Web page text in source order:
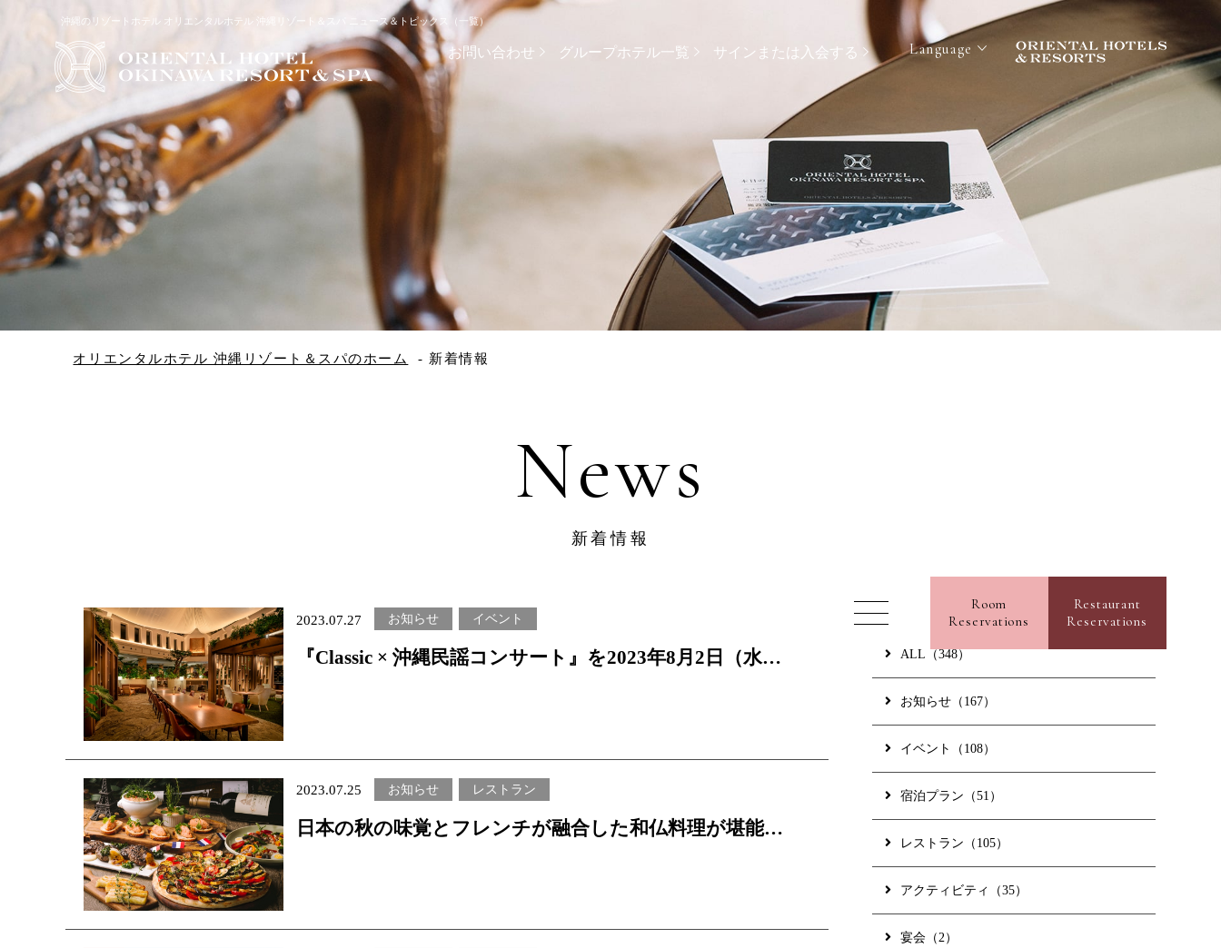
沖縄のリゾートホテル オリエンタルホテル 沖縄リゾート＆スパ ニュース＆トピックス（一覧）
お問い合わせ グループホテル一覧 サインまたは入会する Language
Room
Reservations
Restaurant
Reservations
客室TOP
スーペリアルーム
プール・施設案内 TOP
ガーデンプール
かりゆしビーチ
ジャングリア沖縄
レストラン＆バー TOP
ブッフェ＆グリル クワッチー
プールサイドバー
レストランメニュー
宴会・会議 TOP
会場一覧
過ごし方 / 体験アクティビティ
観光情報
オフィシャル・パートナー・ホテル
Story
Rooms
Pool/Facilities
Restaurants & Bar
Official Partner Hotel
ホテル情報
プライバシーポリシー
特定商取引法に基づく表示 ギャラリー
電子パンフレット
Reservation
航空券＋宿泊予約 レンタカー＋宿泊予約
Check in - check out date Number of guests per room
SEARCH
Special Offers
おすすめ情報・プラン
オリエンタルホテル 沖縄リゾート＆スパのホーム 新着情報
News
新着情報
2023.07.27 お知らせ イベント
『Classic × 沖縄民謡コンサート』を2023年8月2日（水）
2023.07.25 お知らせ レストラン
日本の秋の味覚とフレンチが融合した和仏料理が堪能で
Category Archive / カテゴリー
ALL（348）
お知らせ（167）
イベント（108）
宿泊プラン（51）
レストラン（105）
アクティビティ（35）
宴会（2）